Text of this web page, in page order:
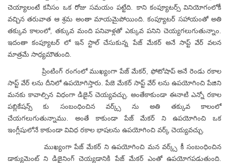
చెయ్యాలంటే కనీసం ఒక రోజు సమయం పట్టేది. కాని కంప్యూటర్స్ వినియోగంలోకీ
వచ్చిన తరువాత ఆ శ్రమ అంతా మాయమైపోయింది. కంప్యూటర్ సహాయంతో అతి
తక్కువ కాలంలో, తక్కువ మంది పనివాళ్లతో ఎక్కువ పనిని చెయ్యగలుగుతున్నాం.
ఇదంతా కంప్యూటర్ లో ఇన్ స్టాల్ చేసుకున్న పేజ్ మేకర్ అనే సాప్ట్ వేర్ వలన
మాత్రమే సాధ్యమౌతుంది.
ప్రింటింగ్ రంగంలో ముఖ్యంగా పేజ్ మేకర్, ఫోటోషాప్ అనే రెండు రకాల
సాప్ట్ వేర్ లను దీనిలో ఉపయోగిస్తారు. పేజె మేకర్ సాప్ట్ వేర్ లను ఉపయోగించి పేజిని
మనకు కావాల్సిన విధంగా డిజైన్ చెయ్యవచ్చు. అంతేకాకుండా ఈనాటి ఎన్నో రకాల
పబ్లికేషన్స్ కు సంబంధించిన వర్క్స్ ను అతి తక్కువ కాలంలో
చేయగలుగుతున్నాము. అంతే కాకుండా పేజ్ మేకర్ ని ఉపయోగించి ఒక
ఇంగ్లీషులోనే కాకుండా వివిధ రకాల భాషలను ఉపయోగించి వర్క్ చెయ్యవచ్చు.
ముఖ్యంగా పేజ్ మేకర్ ని ఉపయోగించి మన వర్క్స్ కీ సంబంధించిన
డాక్యుమెంట్ ని డిజైనింగ్ చెయ్యడానికి పేజ్ మేకర్ ఎంతో ఉపయోగపడుతుంది.